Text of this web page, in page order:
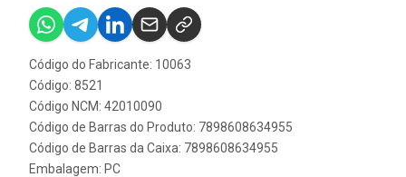
Código do Fabricante: 10063
Código: 8521
Código NCM: 42010090
Código de Barras do Produto: 7898608634955
Código de Barras da Caixa: 7898608634955
Embalagem: PC